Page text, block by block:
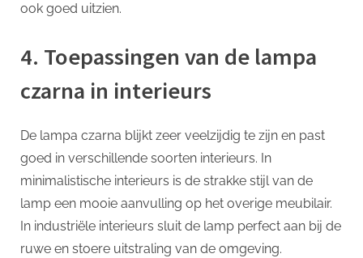
ook goed uitzien.
4. Toepassingen van de lampa
czarna in interieurs
De lampa czarna blijkt zeer veelzijdig te zijn en past
goed in verschillende soorten interieurs. In
minimalistische interieurs is de strakke stijl van de
lamp een mooie aanvulling op het overige meubilair.
In industriële interieurs sluit de lamp perfect aan bij de
ruwe en stoere uitstraling van de omgeving.